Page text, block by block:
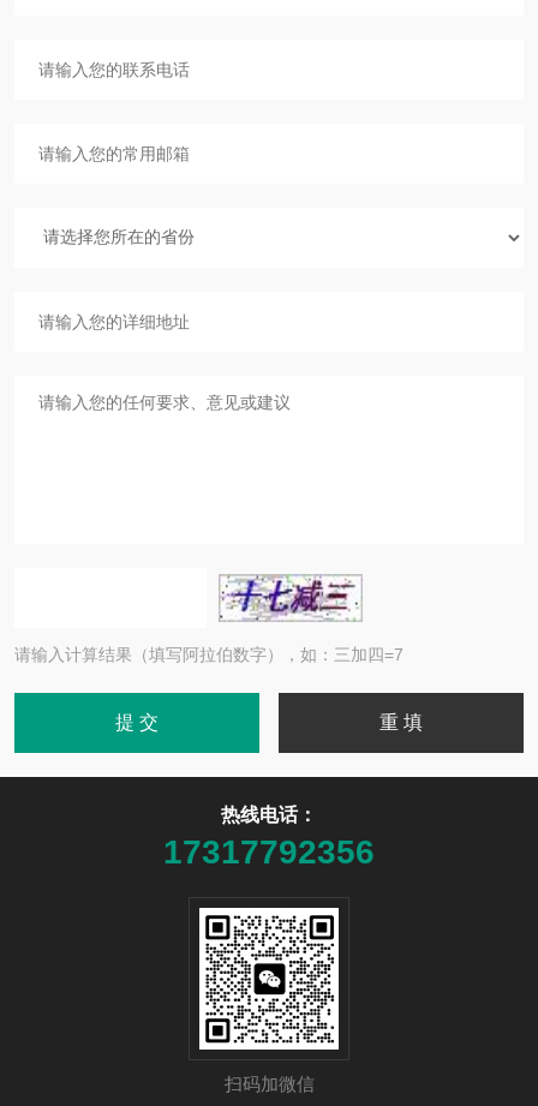
请输入计算结果（填写阿拉伯数字），如：三加四=7
热线电话：
17317792356
扫码加微信